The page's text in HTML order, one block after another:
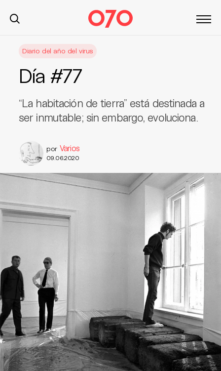
n
Diario del año del virus
Día #77
“La habitación de tierra” está destinada a
ser inmutable; sin embargo, evoluciona.
por Varios
09.06.2020